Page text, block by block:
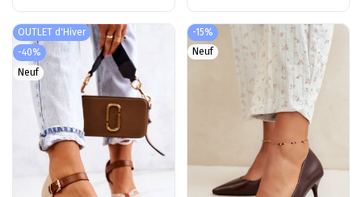
Beretta
OUTLET d'Hiver
-40%
Neuf
-15%
Neuf